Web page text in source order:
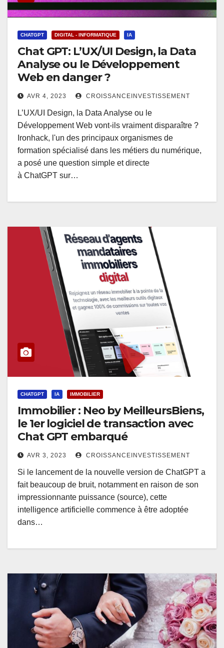
CHATGPT DIGITAL - INFORMATIQUE IA
Chat GPT: L’UX/UI Design, la Data
Analyse ou le Développement
Web en danger ?
AVR 4, 2023 CROISSANCEINVESTISSEMENT
L’UX/UI Design, la Data Analyse ou le
Développement Web vont-ils vraiment disparaître ?
Ironhack, l'un des principaux organismes de
formation spécialisé dans les métiers du numérique,
a posé une question simple et directe
à ChatGPT sur…
CHATGPT IA IMMOBILIER
Immobilier : Neo by MeilleursBiens,
le 1er logiciel de transaction avec
Chat GPT embarqué
AVR 3, 2023 CROISSANCEINVESTISSEMENT
Si le lancement de la nouvelle version de ChatGPT a
fait beaucoup de bruit, notamment en raison de son
impressionnante puissance (source), cette
intelligence artificielle commence à être adoptée
dans…